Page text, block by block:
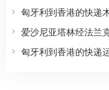
匈牙利到香港的快递
爱沙尼亚塔林经法兰
匈牙利到香港的快递